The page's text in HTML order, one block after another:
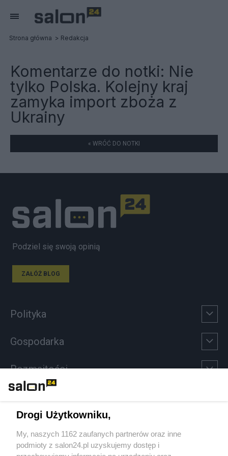
Strona główna Redakcja
Komentarze do notki: Nie
tylko Polska. Kolejny kraj
zamyka import zboża z
Ukrainy
« WRÓĆ DO NOTKI
Podziel się swoją opinią
ZAŁÓŻ BLOG
Polityka
Gospodarka
Rozmaitości
Sport
Społeczeństwo
Drogi Użytkowniku,
My, naszych 1162 zaufanych partnerów oraz inne
podmioty z salon24.pl uzyskujemy dostęp i